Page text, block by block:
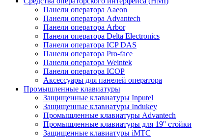
Панели оператора Aaeon
Панели оператора Advantech
Панели оператора Arbor
Панели оператора Delta Electronics
Панели оператора ICP DAS
Панели оператора Pro-face
Панели оператора Weintek
Панели оператора ICOP
Аксессуары для панелей оператора
Промышленные клавиатуры
Защищенные клавиатуры Inputel
Защищенные клавиатуры Indukey
Промышленные клавиатуры Advantech
Промышленные клавиатуры для 19'' стойки
Защищенные клавиатуры iMTC